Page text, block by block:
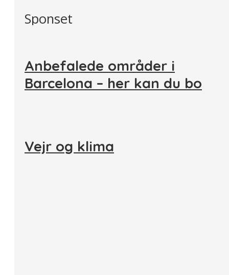
Sponset
Anbefalede områder i
Barcelona – her kan du bo
Vejr og klima